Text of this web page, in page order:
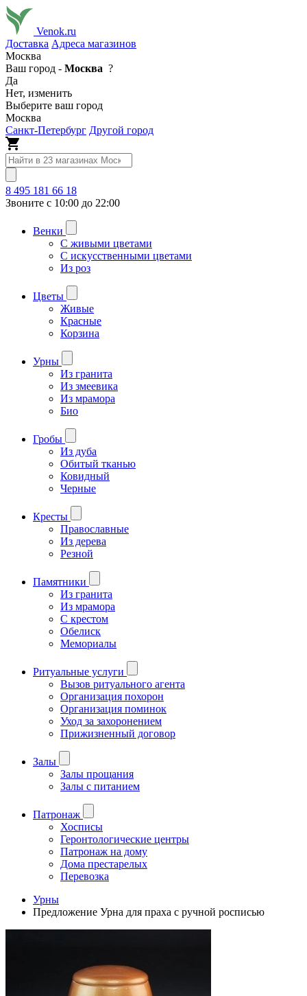
Venok.ru
Доставка Адреса магазинов
Москва
Ваш город - Москва ?
Да
Нет, изменить
Выберите ваш город
Москва
Санкт-Петербург Другой город
8 495 181 66 18
Звоните с 10:00 до 22:00
Венки
С живыми цветами
С искусственными цветами
Из роз
Цветы
Живые
Красные
Корзина
Урны
Из гранита
Из змеевика
Из мрамора
Био
Гробы
Из дуба
Обитый тканью
Ковидный
Черные
Кресты
Православные
Из дерева
Резной
Памятники
Из гранита
Из мрамора
С крестом
Обелиск
Мемориалы
Ритуальные услуги
Вызов ритуального агента
Организация похорон
Организация поминок
Уход за захоронением
Прижизненный договор
Залы
Залы прощания
Залы с питанием
Патронаж
Хосписы
Геронтологические центры
Патронаж на дому
Дома престарелых
Перевозка
Урны
Предложение Урна для праха с ручной росписью